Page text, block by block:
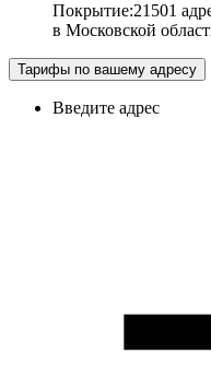
Покрытие:21501
в Московской
Тарифы по вашему адресу
Введите адрес